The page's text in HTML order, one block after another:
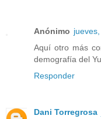
Anónimo
Aquí otro más
demografía del
Responder
Dani Torregrosa